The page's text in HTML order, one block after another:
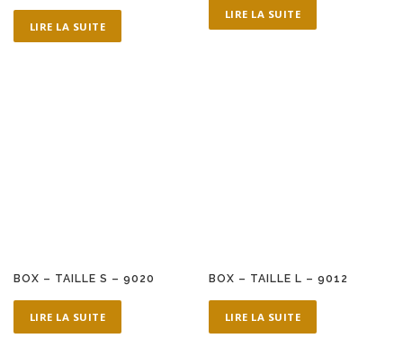
LIRE LA SUITE
LIRE LA SUITE
BOX – TAILLE S – 9020
LIRE LA SUITE
BOX – TAILLE L – 9012
LIRE LA SUITE